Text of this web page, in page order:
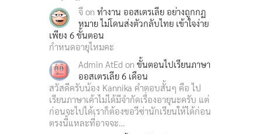
จี on ทำงาน ออสเตรเลีย อย่างถูกกฏ
หมาย ไม่โดนส่งตัวกลับไทย เข้าใจง่าย
เพียง 6 ขั้นตอน
กำหนดอายุไหมคะ
Admin AtEd on ขั้นตอนไปเรียนภาษา
ออสเตรเลีย 6 เดือน
สวัสดีครับน้อง Kannika คำตอบสั้นๆ คือ ไป
เรียนภาษาเค้าไม่ได้มีจำกัดเรื่องอายุนะครับ แต่
ก่อนจะไปได้เราก็ต้องขอวีซ่านักเรียนให้ได้ก่อน
ตรงนี้แหละที่อาจจะ…